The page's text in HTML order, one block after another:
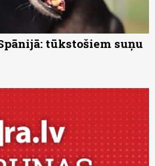
tūkstošiem suņu